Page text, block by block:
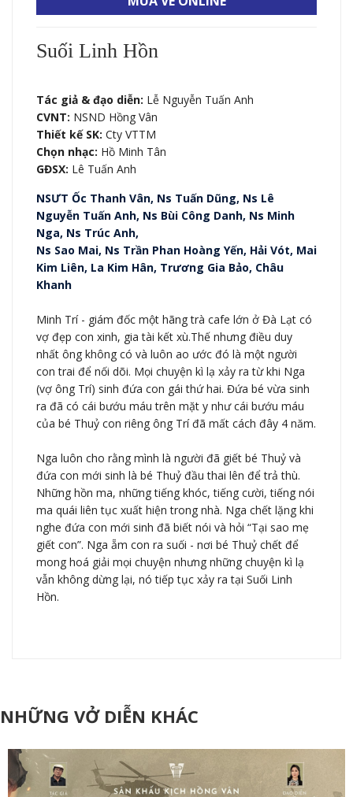
Suối Linh Hồn
Tác giả & đạo diễn: Lễ Nguyễn Tuấn Anh
CVNT: NSND Hồng Vân
Thiết kế SK: Cty VTTM
Chọn nhạc: Hồ Minh Tân
GĐSX: Lê Tuấn Anh
NSƯT Ốc Thanh Vân, Ns Tuấn Dũng, Ns Lê
Nguyễn Tuấn Anh, Ns Bùi Công Danh, Ns Minh
Nga, Ns Trúc Anh,
Ns Sao Mai, Ns Trần Phan Hoàng Yến, Hải Vót, Mai
Kim Liên, La Kim Hân, Trương Gia Bảo, Châu
Khanh
Minh Trí - giám đốc một hãng trà cafe lớn ở Đà Lạt có
vợ đẹp con xinh, gia tài kết xù.Thế nhưng điều duy
nhất ông không có và luôn ao ước đó là một người
con trai để nối dõi. Mọi chuyện kì lạ xảy ra từ khi Nga
(vợ ông Trí) sinh đứa con gái thứ hai. Đứa bé vừa sinh
ra đã có cái bướu máu trên mặt y như cái bướu máu
của bé Thuỷ con riêng ông Trí đã mất cách đây 4 năm.
Nga luôn cho rằng mình là người đã giết bé Thuỷ và
đứa con mới sinh là bé Thuỷ đầu thai lên để trả thù.
Những hồn ma, những tiếng khóc, tiếng cười, tiếng nói
ma quái liên tục xuất hiện trong nhà. Nga chết lặng khi
nghe đứa con mới sinh đã biết nói và hỏi “Tại sao mẹ
giết con”. Nga ẵm con ra suối - nơi bé Thuỷ chết để
mong hoá giải mọi chuyện nhưng những chuyện kì lạ
vẫn không dừng lại, nó tiếp tục xảy ra tại Suối Linh
Hồn.
NHỮNG VỞ DIỄN KHÁC